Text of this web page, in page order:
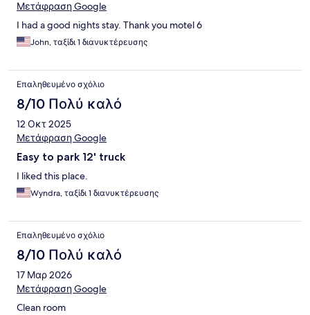
Μετάφραση Google
I had a good nights stay. Thank you motel 6
John, ταξίδι 1 διανυκτέρευσης
Επαληθευμένο σχόλιο
8/10 Πολύ καλό
12 Οκτ 2025
Μετάφραση Google
Easy to park 12' truck
I liked this place.
Wyndra, ταξίδι 1 διανυκτέρευσης
Επαληθευμένο σχόλιο
8/10 Πολύ καλό
17 Μαρ 2026
Μετάφραση Google
Clean room